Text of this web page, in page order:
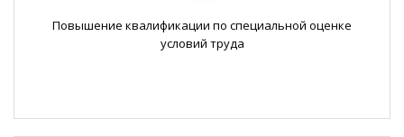
Повышение квалификации по специальной оценке
условий труда